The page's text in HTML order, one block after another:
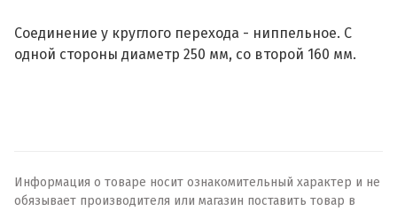
Соединение у круглого перехода - ниппельное. С
одной стороны диаметр 250 мм, со второй 160 мм.
Информация о товаре носит ознакомительный характер и не
обязывает производителя или магазин поставить товар в